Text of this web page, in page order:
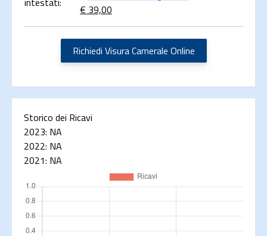
€ 39,00
Richiedi Visura Camerale Online
Storico dei Ricavi
2023: NA
2022: NA
2021: NA